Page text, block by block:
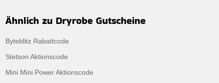
Ähnlich zu Dryrobe Gutscheine
Byteblitz Rabattcode
Stetson Aktionscode
Mini Mini Power Aktionscode